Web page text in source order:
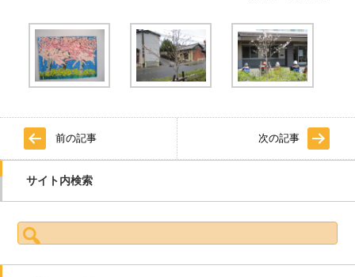
前の記事 次の記事
サイト内検索
検索: